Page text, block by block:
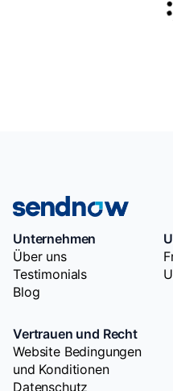
Unternehmen
Über uns
Testimonials
Blog
Vertrauen und Recht
Website Bedingungen
und Konditionen
Datenschutz